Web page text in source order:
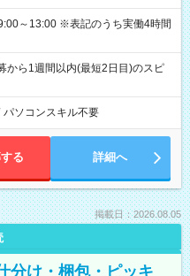
のうち実働4時間
から1週間以内(最短2日目)のスピ
パソコンスキル不要
る 詳細へ
掲載日：2026.08.05
分け・梱包・ピッキ